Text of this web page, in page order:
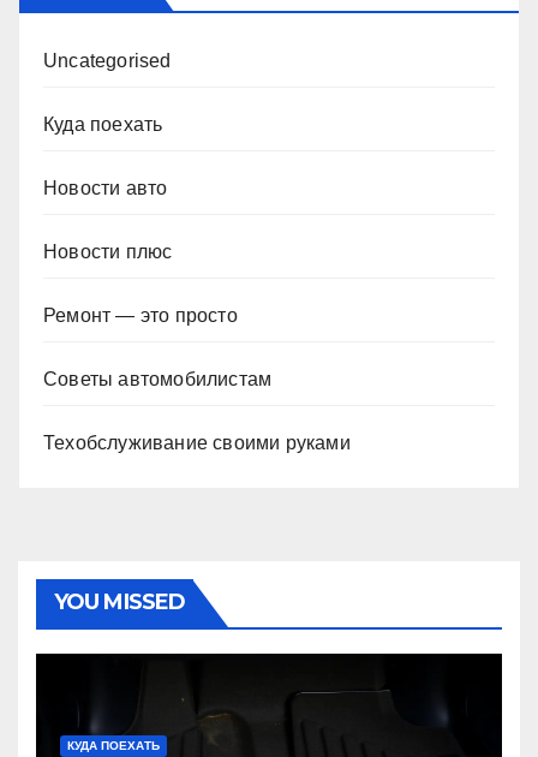
Uncategorised
Куда поехать
Новости авто
Новости плюс
Ремонт — это просто
Советы автомобилистам
Техобслуживание своими руками
YOU MISSED
КУДА ПОЕХАТЬ